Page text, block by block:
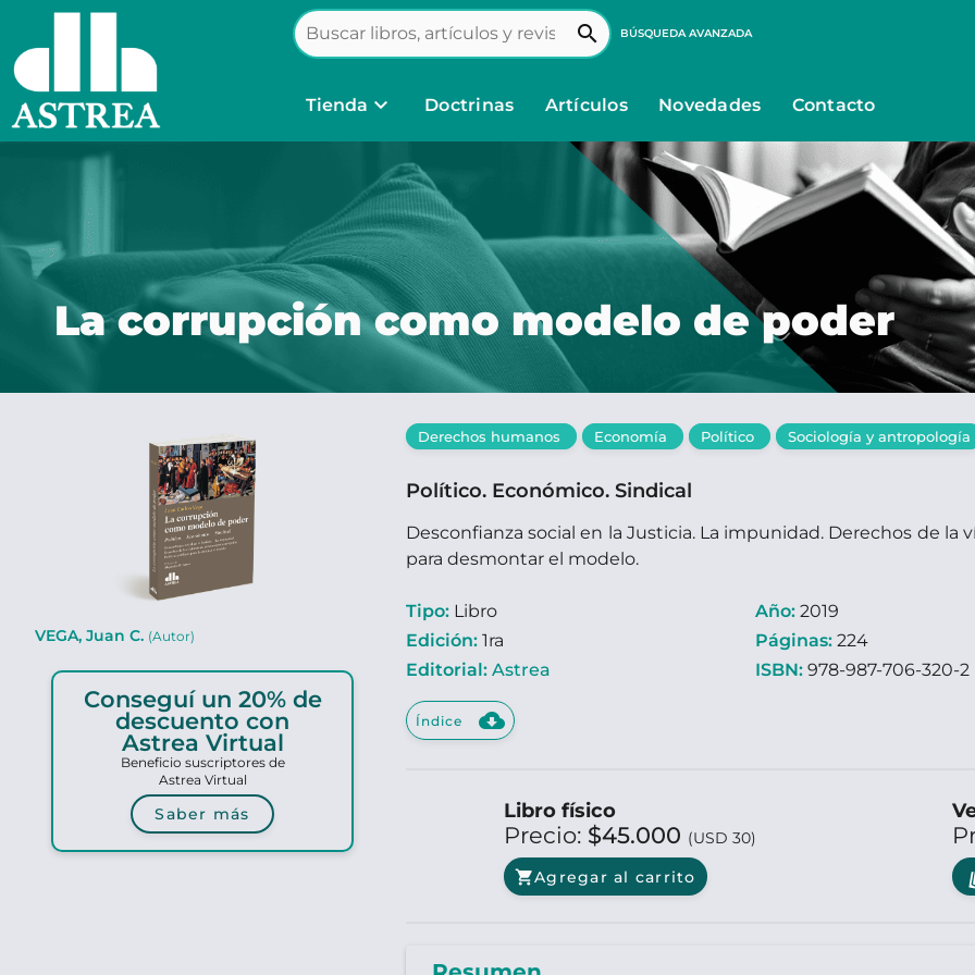
search BÚSQUEDA AVANZADA
Tienda keyboard_arrow_down Doctrinas Artículos Novedades Contacto
La corrupción como modelo de poder
VEGA, Juan C. (Autor)
Conseguí un 20% de
descuento con
Astrea Virtual
Beneficio suscriptores de
Astrea Virtual
Saber más
Derechos humanos Economía Político Sociología y antropología
Político. Económico. Sindical
Desconfianza social en la Justicia. La impunidad. Derechos de
para desmontar el modelo.
Tipo: Libro
Edición: 1ra
Editorial: Astrea
Año: 2019
Páginas: 224
ISBN: 978-987-706-320-2
Índice cloud_download
Libro físico
Precio: $45.000 (USD 30)
shopping_cartAgregar al carrito